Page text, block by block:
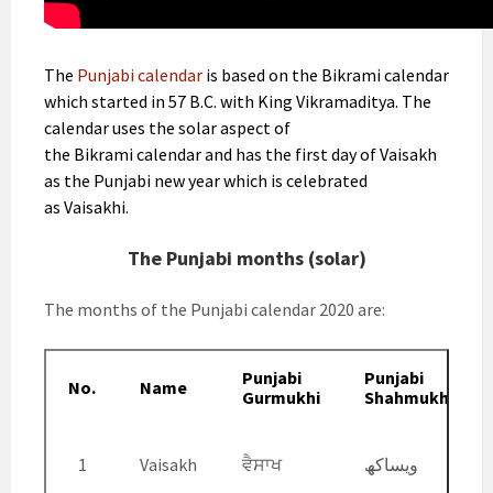
The Punjabi calendar is based on the Bikrami calendar
which started in 57 B.C. with King Vikramaditya. The
calendar uses the solar aspect of
the Bikrami calendar and has the first day of Vaisakh
as the Punjabi new year which is celebrated
as Vaisakhi.
The Punjabi months (solar)
The months of the Punjabi calendar 2020 are:
No. Name
Punjabi
Gurmukhi
Punjabi
Shahmukhi
1 Vaisakh ਵੈਸਾਖ ویساکھ